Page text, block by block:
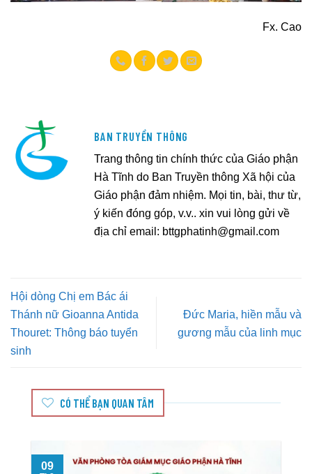
Fx. Cao
BAN TRUYỀN THÔNG
Trang thông tin chính thức của Giáo phận
Hà Tĩnh do Ban Truyền thông Xã hội của
Giáo phận đảm nhiệm. Mọi tin, bài, thư từ,
ý kiến đóng góp, v.v.. xin vui lòng gửi về
địa chỉ email: bttgphatinh@gmail.com
Hội dòng Chị em Bác ái
Thánh nữ Gioanna Antida
Thouret: Thông báo tuyển
sinh
Đức Maria, hiền mẫu và
gương mẫu của linh mục
CÓ THỂ BẠN QUAN TÂM
09